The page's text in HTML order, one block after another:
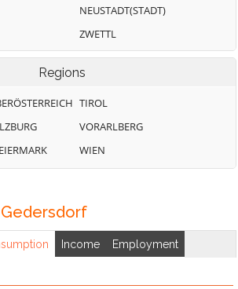
NEUSTADT(STADT)
ZWETTL
Regions
TIROL
VORARLBERG
WIEN
Gedersdorf
Income Employment